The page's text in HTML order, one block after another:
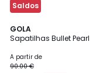
Saldos
GOLA
Sapatilhas Bullet Pearl
A partir de
90.00 €
4
/
4
Cores